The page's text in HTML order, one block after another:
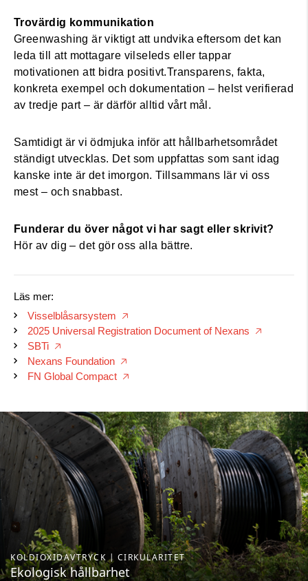
Trovärdig kommunikation
Greenwashing är viktigt att undvika eftersom det kan
leda till att mottagare vilseleds eller tappar
motivationen att bidra positivt.Transparens, fakta,
konkreta exempel och dokumentation – helst verifierad
av tredje part – är därför alltid vårt mål.
Samtidigt är vi ödmjuka inför att hållbarhetsområdet
ständigt utvecklas. Det som uppfattas som sant idag
kanske inte är det imorgon. Tillsammans lär vi oss
mest – och snabbast.
Funderar du över något vi har sagt eller skrivit?
Hör av dig – det gör oss alla bättre.
Läs mer:
Visselblåsarsystem 🡥
2025 Universal Registration Document of Nexans 🡥
SBTi 🡥
Nexans Foundation 🡥
FN Global Compact 🡥
KOLDIOXIDAVTRYCK | CIRKULARITET
Ekologisk hållbarhet